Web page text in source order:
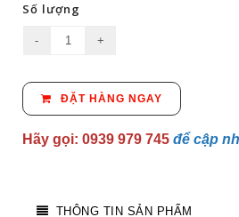
Số lượng
ĐẶT HÀNG NGAY
Hãy gọi: 0939 979 745 để cập
THÔNG TIN SẢN PHẨM